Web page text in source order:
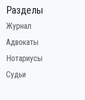
Разделы
Журнал
Адвокаты
Нотариусы
Судьи